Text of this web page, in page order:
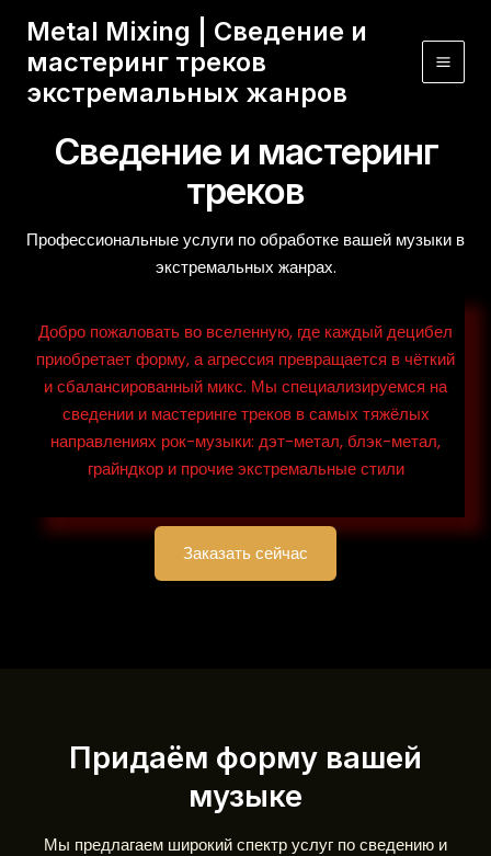
содержимому
Metal Mixing | Сведение и
мастеринг треков
экстремальных жанров
Сведение и мастеринг
треков​
Профессиональные услуги по обработке вашей музыки в
экстремальных жанрах.
Добро пожаловать во вселенную, где каждый децибел
приобретает форму, а агрессия превращается в чёткий
и сбалансированный микс. Мы специализируемся на
сведении и мастеринге треков в самых тяжёлых
направлениях рок-музыки: дэт-метал, блэк-метал,
грайндкор и прочие экстремальные стили
Заказать сейчас
Придаём форму вашей
музыке
Мы предлагаем широкий спектр услуг по сведению и